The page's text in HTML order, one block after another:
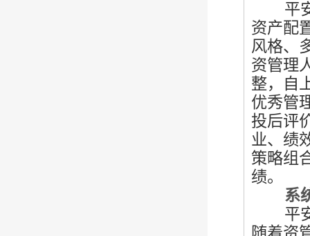
平安
资产配
风格、
资管理
整，自
优秀管
投后评
业、绩
策略组
绩。
系统
平安